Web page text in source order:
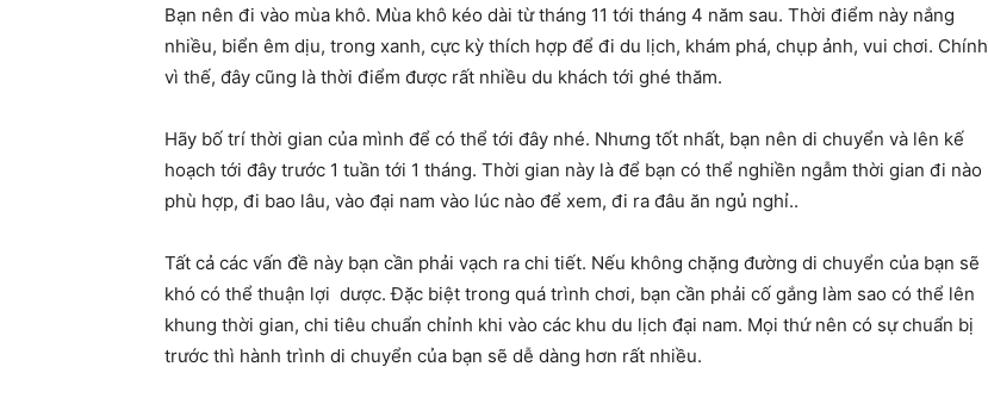
Bạn nên đi vào mùa khô. Mùa khô kéo dài từ tháng 11 tới tháng 4 năm sau. Thời điểm này nắng
nhiều, biển êm dịu, trong xanh, cực kỳ thích hợp để đi du lịch, khám phá, chụp ảnh, vui chơi. Chính
vì thế, đây cũng là thời điểm được rất nhiều du khách tới ghé thăm.
Hãy bố trí thời gian của mình để có thể tới đây nhé. Nhưng tốt nhất, bạn nên di chuyển và lên kế
hoạch tới đây trước 1 tuần tới 1 tháng. Thời gian này là để bạn có thể nghiền ngẫm thời gian đi nào
phù hợp, đi bao lâu, vào đại nam vào lúc nào để xem, đi ra đâu ăn ngủ nghỉ..
Tất cả các vấn đề này bạn cần phải vạch ra chi tiết. Nếu không chặng đường di chuyển của bạn sẽ
khó có thể thuận lợi dược. Đặc biệt trong quá trình chơi, bạn cần phải cố gắng làm sao có thể lên
khung thời gian, chi tiêu chuẩn chỉnh khi vào các khu du lịch đại nam. Mọi thứ nên có sự chuẩn bị
trước thì hành trình di chuyển của bạn sẽ dễ dàng hơn rất nhiều.